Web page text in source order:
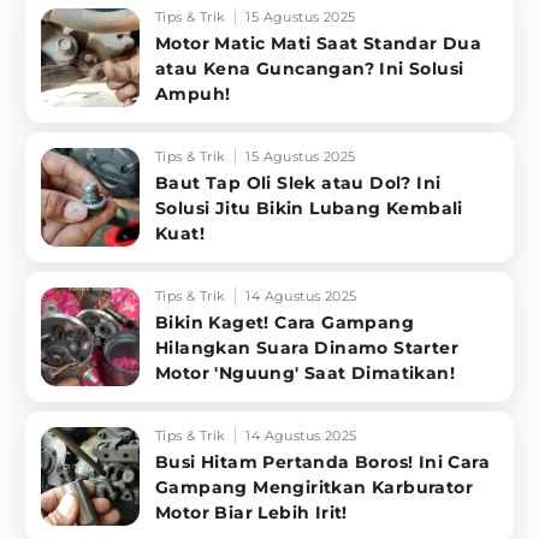
Tips & Trik 15 Agustus 2025
Motor Matic Mati Saat Standar Dua
atau Kena Guncangan? Ini Solusi
Ampuh!
Tips & Trik 15 Agustus 2025
Baut Tap Oli Slek atau Dol? Ini
Solusi Jitu Bikin Lubang Kembali
Kuat!
Tips & Trik 14 Agustus 2025
Bikin Kaget! Cara Gampang
Hilangkan Suara Dinamo Starter
Motor 'Nguung' Saat Dimatikan!
Tips & Trik 14 Agustus 2025
Busi Hitam Pertanda Boros! Ini Cara
Gampang Mengiritkan Karburator
Motor Biar Lebih Irit!